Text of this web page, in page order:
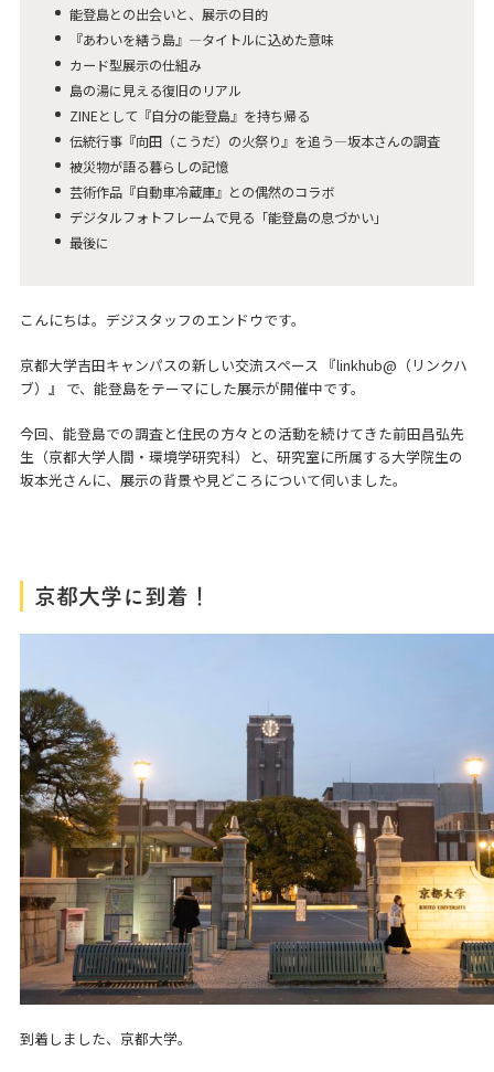
能登島との出会いと、展示の目的
『あわいを繕う島』―タイトルに込めた意味
カード型展示の仕組み
島の湯に見える復旧のリアル
ZINEとして『自分の能登島』を持ち帰る
伝統行事『向田（こうだ）の火祭り』を追う―坂本さんの調査
被災物が語る暮らしの記憶
芸術作品『自動車冷蔵庫』との偶然のコラボ
デジタルフォトフレームで見る「能登島の息づかい」
最後に
こんにちは。デジスタッフのエンドウです。
京都大学吉田キャンパスの新しい交流スペース 『linkhub@（リンクハ
ブ）』 で、能登島をテーマにした展示が開催中です。
今回、能登島での調査と住民の方々との活動を続けてきた前田昌弘先
生（京都大学人間・環境学研究科）と、研究室に所属する大学院生の
坂本光さんに、展示の背景や見どころについて伺いました。
京都大学に到着！
到着しました、京都大学。